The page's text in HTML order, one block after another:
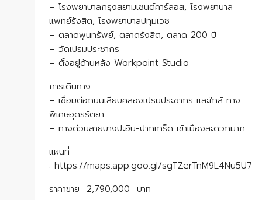
– โรงพยาบาลกรุงสยามเซนต์คาร์ลอส, โรงพยาบาล
แพทย์รังสิต, โรงพยาบาลปทุมเวช
– ตลาดพูนทรัพย์, ตลาดรังสิต, ตลาด 200 ปี
– วัดเปรมประชากร
– ตั้งอยู่ด้านหลัง Workpoint Studio
การเดินทาง
– เชื่อมต่อถนนเลียบคลองเปรมประชากร และใกล้ ทาง
พิเศษอุดรรัตยา
– ทางด่วนสายบางปะอิน-ปากเกร็ด เข้าเมืองสะดวกมาก
แผนที่
: https://maps.app.goo.gl/sgTZerTnM9L4Nu5U7
ราคาขาย 2,790,000 บาท